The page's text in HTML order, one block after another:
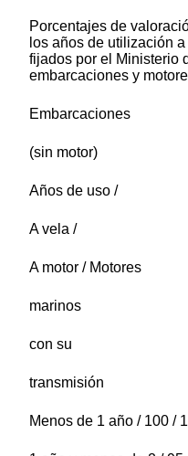
Porcentajes de
los años de utilización
fijados por el Ministerio
embarcaciones y
Embarcaciones
(sin motor)
Años de uso /
A vela /
A motor / Motores
marinos
con su
transmisión
Menos de 1 año / 100 /